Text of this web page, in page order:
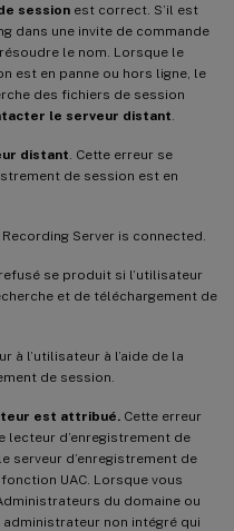
session est correct. S’il est
dans une invite de commande
le nom. Lorsque le
est en panne ou hors ligne, le
des fichiers de session
le serveur distant
distant . Cette erreur se
de session est en
Server is connected.
se produit si l’utilisateur
et de téléchargement de
à l’utilisateur à l’aide de la
de session.
est attribué. Cette erreur
d’enregistrement de
serveur d’enregistrement de
UAC. Lorsque vous
du domaine ou
non intégré qui